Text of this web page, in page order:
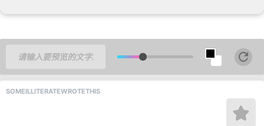
SOMEILLITERATEWROTETHIS